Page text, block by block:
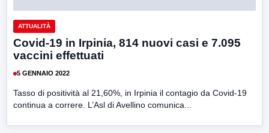
ATTUALITÀ
Covid-19 in Irpinia, 814 nuovi casi e 7.095
vaccini effettuati
5 GENNAIO 2022
Tasso di positività al 21,60%, in Irpinia il contagio da Covid-19
continua a correre. L’Asl di Avellino comunica...